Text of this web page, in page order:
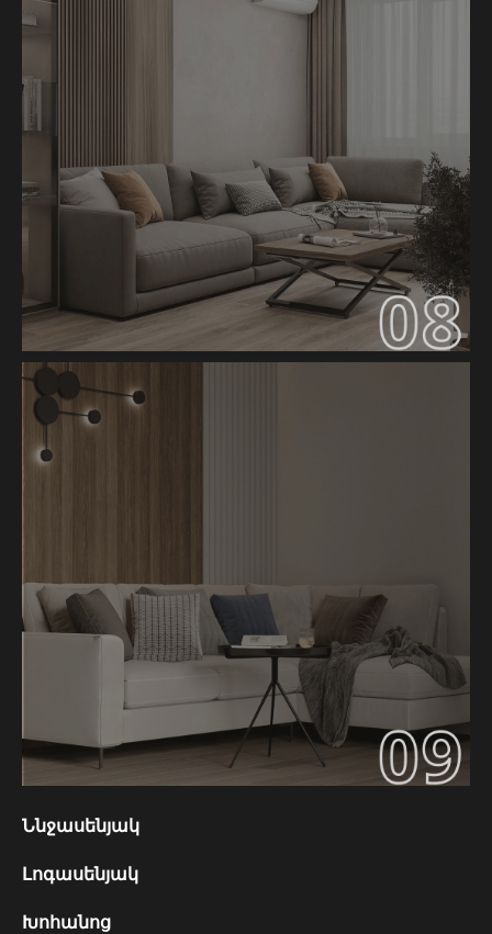
Ննջասենյակ
Լոգասենյակ
Խոհանոց